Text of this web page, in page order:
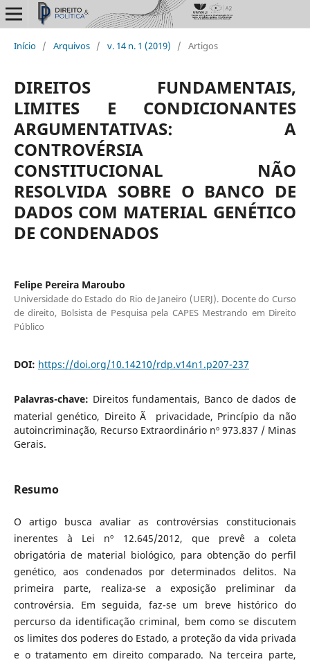
Início / Arquivos / v. 14 n. 1 (2019) / Artigos
DIREITOS FUNDAMENTAIS,
LIMITES E CONDICIONANTES
ARGUMENTATIVAS: A
CONTROVÉRSIA
CONSTITUCIONAL NÃO
RESOLVIDA SOBRE O BANCO DE
DADOS COM MATERIAL GENÉTICO
DE CONDENADOS
Felipe Pereira Maroubo
Universidade do Estado do Rio de Janeiro (UERJ). Docente do Curso
de direito, Bolsista de Pesquisa pela CAPES Mestrando em Direito
Público
DOI: https://doi.org/10.14210/rdp.v14n1.p207-237
Palavras-chave: Direitos fundamentais, Banco de dados de
material genético, Direito Ã privacidade, Princípio da não
autoincriminação, Recurso Extraordinário nº 973.837 / Minas
Gerais.
Resumo
O artigo busca avaliar as controvérsias constitucionais
inerentes à Lei nº 12.645/2012, que prevê a coleta
obrigatória de material biológico, para obtenção do perfil
genético, aos condenados por determinados delitos. Na
primeira parte, realiza-se a exposição preliminar da
controvérsia. Em seguida, faz-se um breve histórico do
percurso da identificação criminal, bem como se discutem
os limites dos poderes do Estado, a proteção da vida privada
e o tratamento em direito comparado. Na terceira parte,